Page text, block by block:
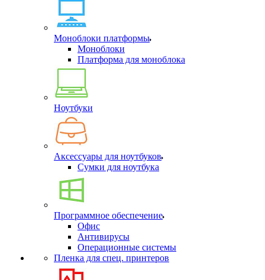
Моноблоки платформы
Моноблоки
Платформа для моноблока
Ноутбуки
Аксессуары для ноутбуков
Сумки для ноутбука
Программное обеспечение
Офис
Антивирусы
Операционные системы
Пленка для спец. принтеров